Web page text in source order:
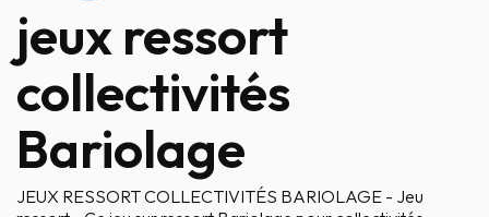
jeux ressort
collectivités
Bariolage
JEUX RESSORT COLLECTIVITÉS BARIOLAGE - Jeu